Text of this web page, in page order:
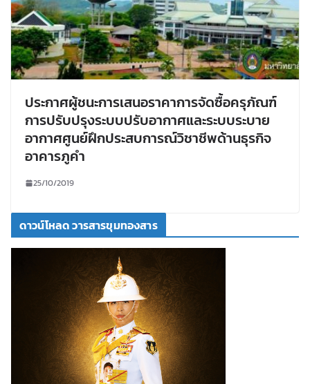
ประกาศผู้ชนะการเสนอราคาการจัดซื้อครุภัณฑ์
การปรับปรุงระบบปรับอากาศและระบบระบาย
อากาศศูนย์ฝึกประสบการณ์วิชาชีพด้านธุรกิจ
อาคารภูคำ
25/10/2019
ดาวน์โหลด วารสารขุมทองสาร